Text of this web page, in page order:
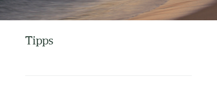
Tipps